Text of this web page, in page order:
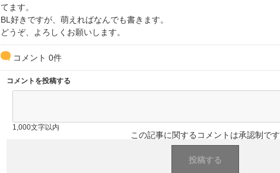
てます。
BL好きですが、萌えればなんでも書きます。
どうぞ、よろしくお願いします。
コメント 0件
コメントを投稿する
1,000文字以内
この記事に関するコメントは承認制です